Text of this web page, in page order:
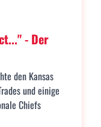
- Der
den Kansas
und einige
Chiefs